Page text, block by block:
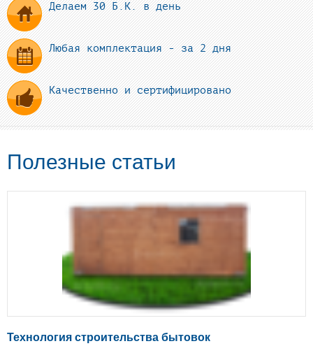
Делаем 30 Б.К. в день
Любая комплектация - за 2 дня
Качественно и сертифицировано
Полезные статьи
Технология строительства бытовок